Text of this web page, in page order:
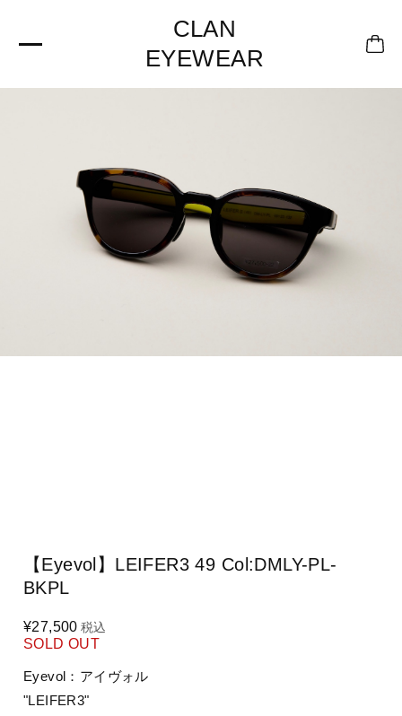
CLAN
EYEWEAR
【Eyevol】LEIFER3 49 Col:DMLY-PL-
BKPL
¥27,500 税込
SOLD OUT
Eyevol：アイヴォル
"LEIFER3"